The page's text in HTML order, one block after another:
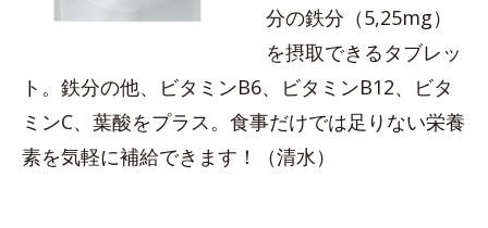
分の鉄分（5,25mg）
を摂取できるタブレッ
ト。鉄分の他、ビタミンB6、ビタミンB12、ビタ
ミンC、葉酸をプラス。食事だけでは足りない栄養
素を気軽に補給できます！（清水）